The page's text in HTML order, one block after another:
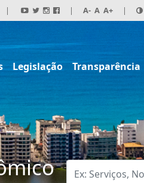
| | A- A A+ |
Legislação Transparência